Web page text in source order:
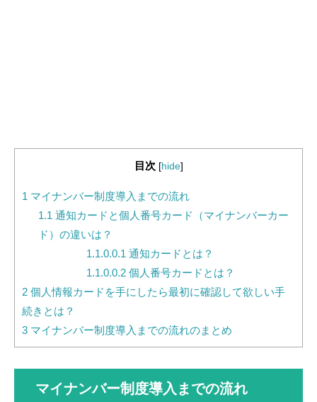
目次 [hide]
1 マイナンバー制度導入までの流れ
1.1 通知カードと個人番号カード（マイナンバーカー
ド）の違いは？
1.1.0.0.1 通知カードとは？
1.1.0.0.2 個人番号カードとは？
2 個人情報カードを手にしたら最初に確認して欲しい手
続きとは？
3 マイナンバー制度導入までの流れのまとめ
マイナンバー制度導入までの流れ